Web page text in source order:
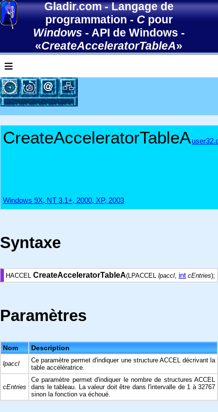
Gladir.com-Langage de
programmation-Cpour
Windows - API de Windows -
«CreateAcceleratorTableA»
≡
CreateAcceleratorTableA
Windows 9X, NT 3.1+, 2000, XP, 2003
Syntaxe
HACCEL CreateAcceleratorTableA(LPACCEL lpaccl, int cEntries);
Paramètres
Nom Description
lpaccl
Ce paramètre permet d'indiquer une structure ACCEL décrivant la
table accélératrice.
cEntries
Ce paramètre permet d'indiquer le nombre de structures ACCEL
dans le tableau. La valeur doit être dans l'intervalle de 1 à 32767
sinon la fonction va échoué.